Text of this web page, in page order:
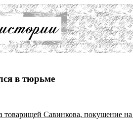
в тюрьме
товарищей Савинкова, покушение